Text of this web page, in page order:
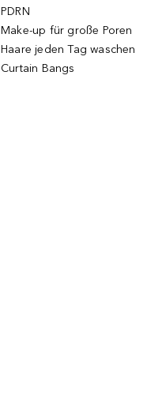
PDRN
Make-up für große Poren
Haare jeden Tag waschen
Curtain Bangs